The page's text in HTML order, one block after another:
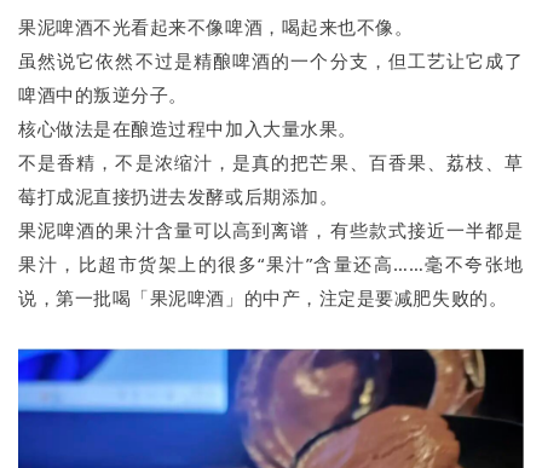
果泥啤酒不光看起来不像啤酒，喝起来也不像。
虽然说它依然不过是精酿啤酒的一个分支，但工艺让它成了
啤酒中的叛逆分子。
核心做法是在酿造过程中加入大量水果。
不是香精，不是浓缩汁，是真的把芒果、百香果、荔枝、草
莓打成泥直接扔进去发酵或后期添加。
果泥啤酒的果汁含量可以高到离谱，有些款式接近一半都是
果汁，比超市货架上的很多“果汁”含量还高……毫不夸张地
说，第一批喝「果泥啤酒」的中产，注定是要减肥失败的。